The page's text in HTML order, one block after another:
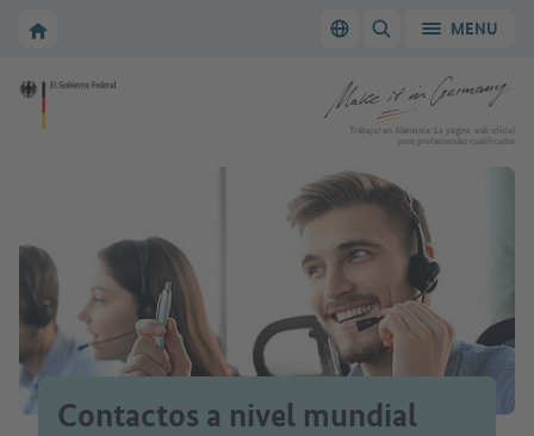
A la página de inicio de Make it in GermanyCambiar el idioma
MOSTRAR/MENU
A la página de inicio de Make it in Germany
Trabajar en Alemania: La página web oficial
para profesionales cualificados
Contactos a nivel mundial